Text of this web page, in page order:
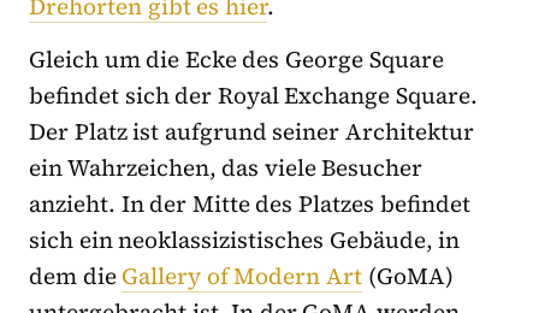
Gleich um die Ecke des George Square
befindet sich der Royal Exchange Square.
Der Platz ist aufgrund seiner Architektur
ein Wahrzeichen, das viele Besucher
anzieht. In der Mitte des Platzes befindet
sich ein neoklassizistisches Gebäude, in
dem dieGallery of Modern Art (GoMA)